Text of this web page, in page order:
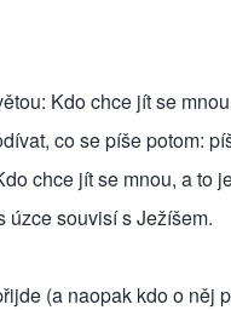
Kdo chce jít se
co se píše potom:
chce jít se mnou, a to
úzce souvisí s Ježíšem.
(a naopak kdo o něj